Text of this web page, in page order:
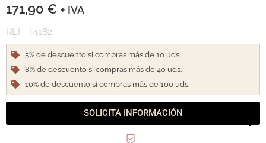
171,90 € + IVA
REF: T4182
5% de descuento si compras más de 10 uds.
8% de descuento si compras más de 40 uds.
10% de descuento si compras más de 100 uds.
SOLICITA INFORMACIÓN